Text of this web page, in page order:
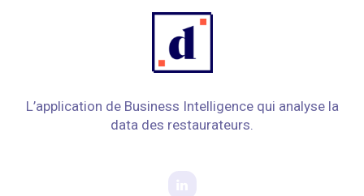
L’application de Business Intelligence qui analyse la
data des restaurateurs.